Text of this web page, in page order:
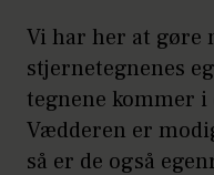
Vi har her at gøre
stjernetegnenes
tegnene kommer
Vædderen er
så er de også